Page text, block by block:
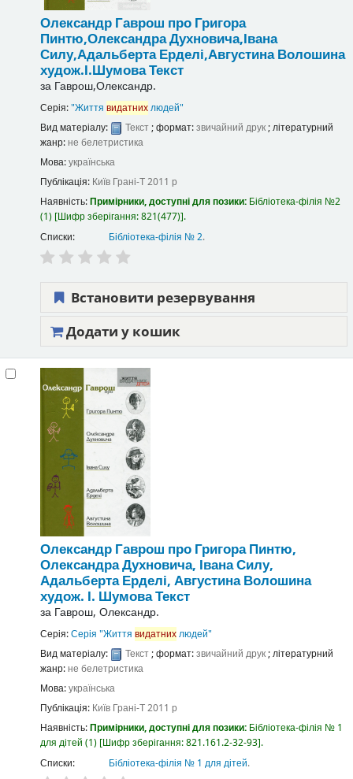
Олександр Гаврош про Григора
Пинтю,Олександра Духновича,Івана
Силу,Адальберта Ерделі,Августина Волошина
худож.І.ШумоваТекст
за Гаврош,Олександр.
Серія:"Життя видатнихлюдей"
Вид матеріалу:
Текст; формат:звичайний друк; літературний
жанр: не белетристика
Мова:українська
Публікація: Київ Грані-Т2011 р
Наявність:Примірники, доступні для позики: Бібліотека-філія №2
(1) Шифр зберігання:821(477) .
Списки:
Бібліотека-філія № 2.
Встановити резервування
Додати у кошик
Олександр Гаврош про Григора Пинтю,
Олександра Духновича, Івана Силу,
Адальберта Ерделі, Августина Волошина
худож. І. ШумоваТекст
за Гаврош, Олександр.
Серія:Серія "Життя видатнихлюдей"
Вид матеріалу:
Текст; формат:звичайний друк; літературний
жанр:не белетристика
Мова:українська
Публікація: Київ Грані-Т2011 р
Наявність:Примірники, доступні для позики: Бібліотека-філія № 1
для дітей (1) Шифр зберігання:821.161.2-32-93 .
Списки:
Бібліотека-філія № 1 для дітей.